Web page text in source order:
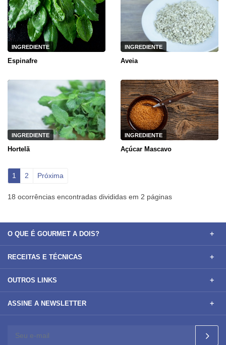
INGREDIENTE
Espinafre
INGREDIENTE
Aveia
INGREDIENTE
Hortelã
INGREDIENTE
Açúcar Mascavo
1 2 Próxima
18 ocorrências encontradas divididas em 2 páginas
O QUE É GOURMET A DOIS?
RECEITAS E TÉCNICAS
OUTROS LINKS
ASSINE A NEWSLETTER